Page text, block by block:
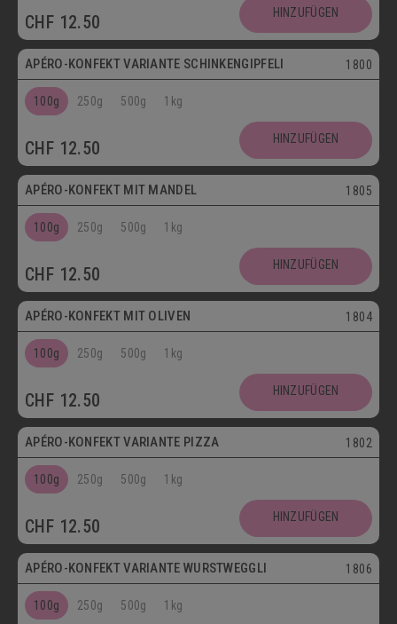
CHF 12.50 HINZUFÜGEN
APÉRO-KONFEKT VARIANTE SCHINKENGIPFELI 1800
100g 250g 500g 1kg
CHF 12.50 HINZUFÜGEN
Vegetarisch
APÉRO-KONFEKT MIT MANDEL 1805
100g 250g 500g 1kg
CHF 12.50 HINZUFÜGEN
Vegetarisch
APÉRO-KONFEKT MIT OLIVEN 1804
100g 250g 500g 1kg
CHF 12.50 HINZUFÜGEN
APÉRO-KONFEKT VARIANTE PIZZA 1802
100g 250g 500g 1kg
CHF 12.50 HINZUFÜGEN
APÉRO-KONFEKT VARIANTE WURSTWEGGLI 1806
100g 250g 500g 1kg